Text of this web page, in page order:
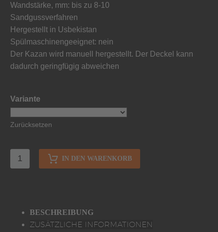
Wandstärke, mm: bis zu 8-10
Sandgussverfahren
Hergestellt in Usbekistan
Spülmaschinengeeignet: nein
Der Kazan wird manuell hergestellt. Der Deckel kann
dadurch geringfügig abweichen
Variante
Zurücksetzen
IN DEN WARENKORB
BESCHREIBUNG
ZUSÄTZLICHE INFORMATIONEN